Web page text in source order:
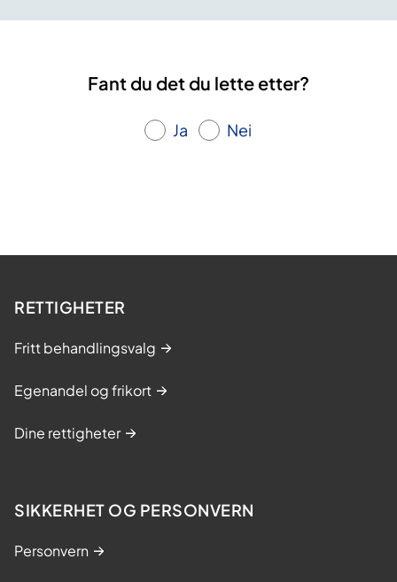
Fant du det du lette etter?
Ja Nei
RETTIGHETER
Fritt behandlingsvalg
Egenandel og frikort
Dine rettigheter
SIKKERHET OG PERSONVERN
Personvern